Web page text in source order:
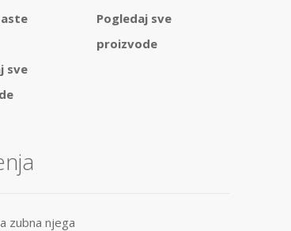
Pogledaj sve
proizvode
sve
zubna njega